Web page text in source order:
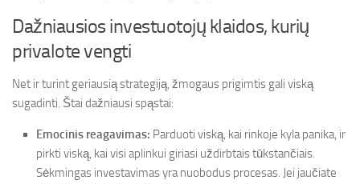
Dažniausios investuotojų klaidos, kurių
privalote vengti
Net ir turint geriausią strategiją, žmogaus prigimtis gali viską
sugadinti. Štai dažniausi spąstai:
Emocinis reagavimas: Parduoti viską, kai rinkoje kyla panika, ir
pirkti viską, kai visi aplinkui giriasi uždirbtais tūkstančiais.
Sėkmingas investavimas yra nuobodus procesas. Jei jaučiate